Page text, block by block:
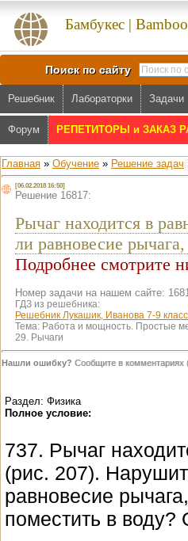
Бамбукес |
Поиск по сайту
Решебник Лабораторки Задачи
Форум РЕПЕТИТОРЫ и ЗАКАЗ
Главная » Обучение » Решение задач
[06.02.2018 16:50]
Решение 16817:
Рычаг находится в
ли равновесие рычага,
Подробнее смотрите
Номер задачи на нашем сайте:
ГДЗ из решебника:
Решебник Лукашик, Иванова 7-9
Тема: Работа и мощность. Простые
29. Рычаги
Нашли ошибку? Сообщите в комментариях
Раздел: Физика
Полное условие:
737. Рычаг
(рис. 207).
равновесие
поместить в воду?